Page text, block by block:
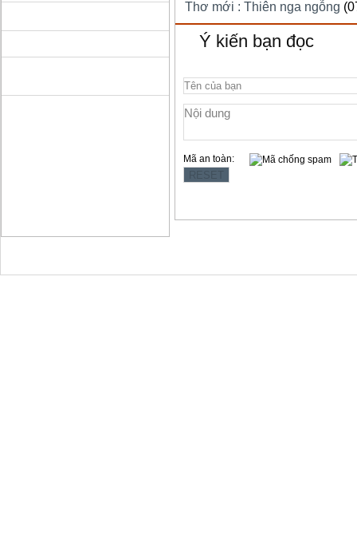
Thơ mới : Thiên nga ngỗng
Ý kiến bạn đọc
Mã an toàn: